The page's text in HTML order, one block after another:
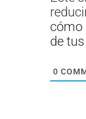
cómo
de
0